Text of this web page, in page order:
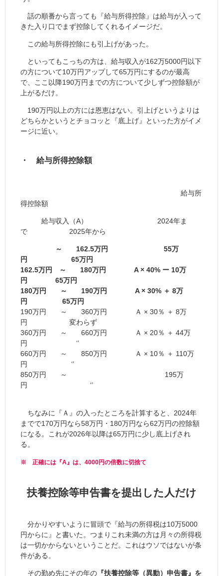
話の順番から言っても『給与所得控除』は給与が入って
きた入り口でまず控除してくれるイメージだ。
この給与所得控除にも引上げがあった。
といってもこっちの方は、給与収入が162万5000円以下
の方について10万円アップして65万円にするのが最高
で、ここ以降190万円までの方について少しずつ控除額が
上がるだけ。
190万円以上の方には恩恵はない。引上げというよりは
どちらかというとチョコッと『底上げ』といった方がイメ
ージに近い。
・ 給与所得控除額
給与所
得控除額
給与収入（A） 2024年ま
で 2025年から
～ 162.5万円 55万
円 65万円
162.5万円 ～ 180万円 A × 40% ー 10万
円 65万円
180万円 ～ 190万円 A × 30% ＋ 8万
円 65万円
190万円 ～ 360万円 Ａ × 30％ ＋ 8万
円 変わらず
360万円 ～ 660万円 Ａ × 20％ ＋ 44万
円 ‘’
660万円 ～ 850万円 Ａ × 10％ ＋ 110万
円 ‘’
850万円 ～ 195万
円 ‘’
ちなみに『Ａ』の入ったところを計算すると、2024年
までで170万円なら58万円・180万円なら62万円の控除額
になる。これが2026年以降は65万円に少し底上げされ
る。
※ 正確には『A』は、4000円の倍数に切捨て
扶養控除等申告書を提出した人だけ
分かりやすいように冒頭で『給与の所得税は10万5000
円からに』と書いた。つまりこれ未満の方は月々の所得税
は一切かからないということだ。これはウソではないが条
件がある。
その勤め先にその年の 『扶養控除等（異動）申告書』を